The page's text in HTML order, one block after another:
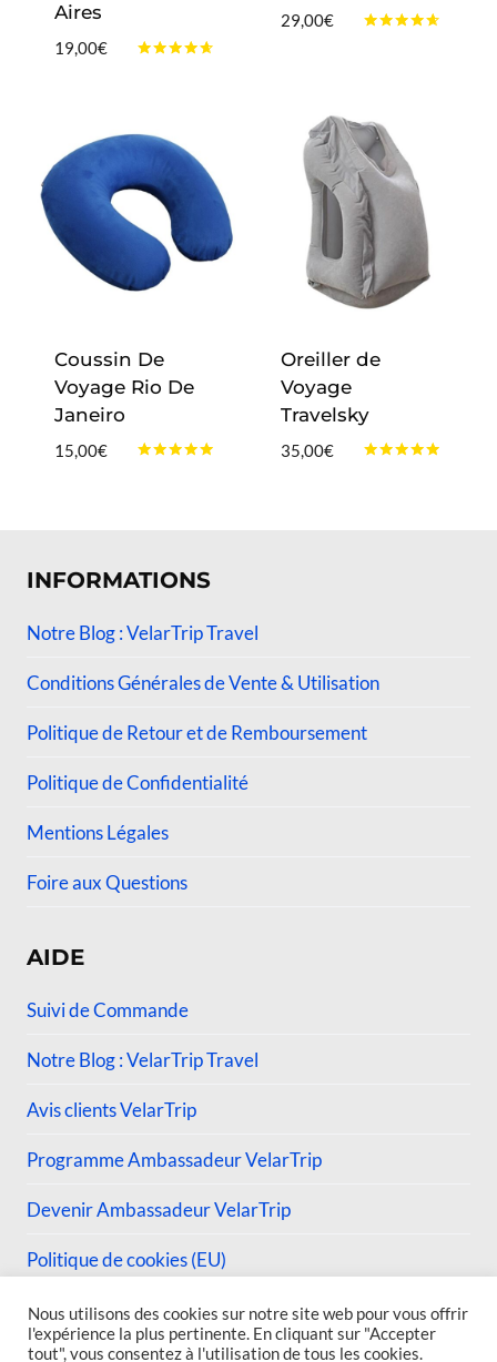
Aires
19,00€
29,00€
Coussin De
Voyage Rio De
Janeiro
15,00€
Oreiller de
Voyage
Travelsky
35,00€
INFORMATIONS
Notre Blog : VelarTrip Travel
Conditions Générales de Vente & Utilisation
Politique de Retour et de Remboursement
Politique de Confidentialité
Mentions Légales
Foire aux Questions
AIDE
Suivi de Commande
Notre Blog : VelarTrip Travel
Avis clients VelarTrip
Programme Ambassadeur VelarTrip
Devenir Ambassadeur VelarTrip
Politique de cookies (EU)
Nous utilisons des cookies sur notre site web pour vous offrir
l'expérience la plus pertinente. En cliquant sur "Accepter
tout", vous consentez à l'utilisation de tous les cookies.